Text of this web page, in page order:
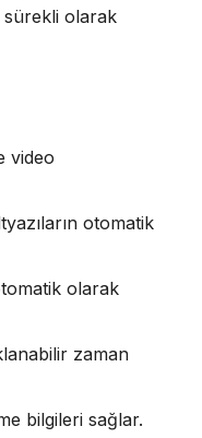
sürekli olarak
video
otomatik
olarak
zaman
bilgileri sağlar.